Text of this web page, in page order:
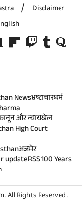
Disclaimer
Newsभ्रष्टाचारधर्म
और न्यायखेल
High Court
अजमेर
updateRSS 100 Years
. All Rights Reserved.